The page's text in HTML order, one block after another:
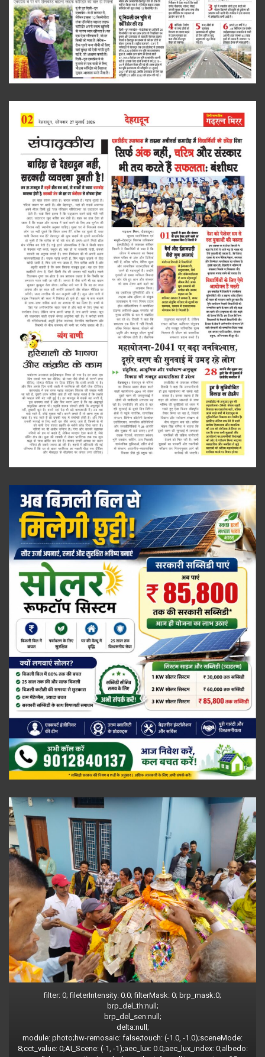
filter: 0; fileterIntensity: 0.0; filterMask: 0; brp_mask:0;
brp_del_th:null;
brp_del_sen:null;
delta:null;
module: photo;hw-remosaic: false;touch: (-1.0, -1.0);sceneMode:
8;cct_value: 0;AI_Scene: (-1, -1);aec_lux: 0.0;aec_lux_index: 0;albedo: